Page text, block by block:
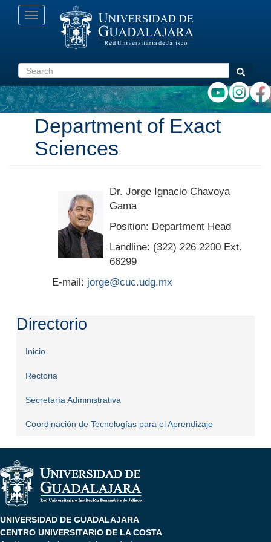
Toggle
navigation
Search Search
Department of Exact
Sciences
Dr. Jorge Ignacio Chavoya
Gama
Position: Department Head
Landline: (322) 226 2200 Ext.
66299
E-mail: jorge@cuc.udg.mx
Directorio
Inicio
Rectoria
Secretaría Administrativa
Coordinación de Tecnologías para el Aprendizaje
UNIVERSIDAD DE GUADALAJARA
CENTRO UNIVERSITARIO DE LA COSTA